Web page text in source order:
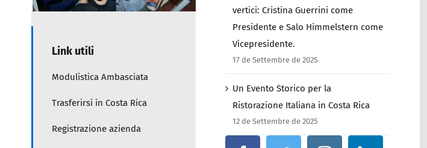
Link utili
Modulistica Ambasciata
Trasferirsi in Costa Rica
Registrazione azienda
vertici: Cristina Guerrini come
Presidente e Salo Himmelstern come
Vicepresidente.
17 de Settembre de 2025
Un Evento Storico per la
Ristorazione Italiana in Costa Rica
12 de Settembre de 2025